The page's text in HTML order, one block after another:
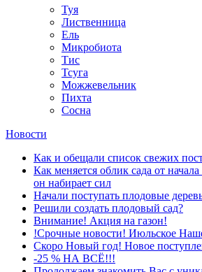
Туя
Лиственница
Ель
Микробиота
Тис
Тсуга
Можжевельник
Пихта
Сосна
Новости
Как и обещали список свежих
Как меняется облик сада от начала
он набирает сил
Начали поступать плодовые
Решили создать плодовый сад?
Внимание! Акция на газон!
!Срочные новости! Июльское
Скоро Новый год! Новое
-25 % НА ВСЁ!!!